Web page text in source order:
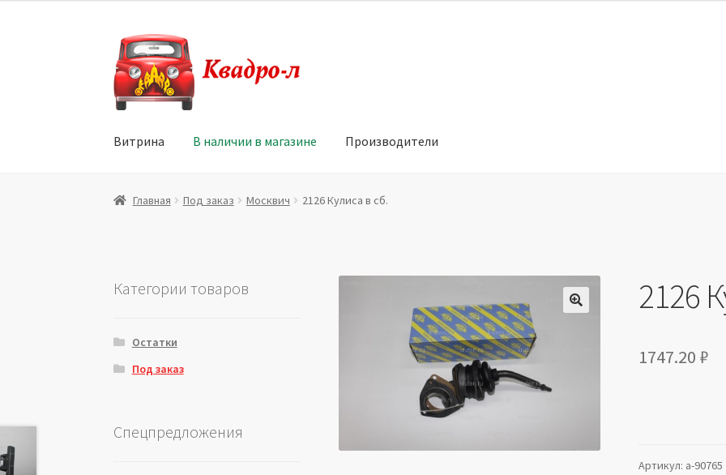
Перейти
к
навигации
Перейти
к
содержимому
Витрина В наличии в магазине Производители
Главная Витрина Мой аккаунт Политика в отношении обработки персональных данных
Главная Под заказ Москвич 2126 Кулиса в сб.
2126
1747.20 ₽
Артикул: a-90765
Категории товаров
Остатки
Под заказ
Спецпредложения